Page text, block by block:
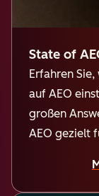
State of
Erfahren
auf AEO
großen
AEO gezielt